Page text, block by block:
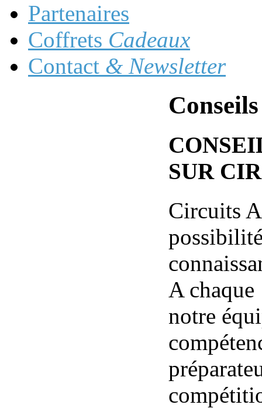
Partenaires
Coffrets Cadeaux
Contact & Newsletter
SUR
Circuits
A
notre